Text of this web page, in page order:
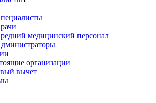
медицинский персонал
организации
вычет